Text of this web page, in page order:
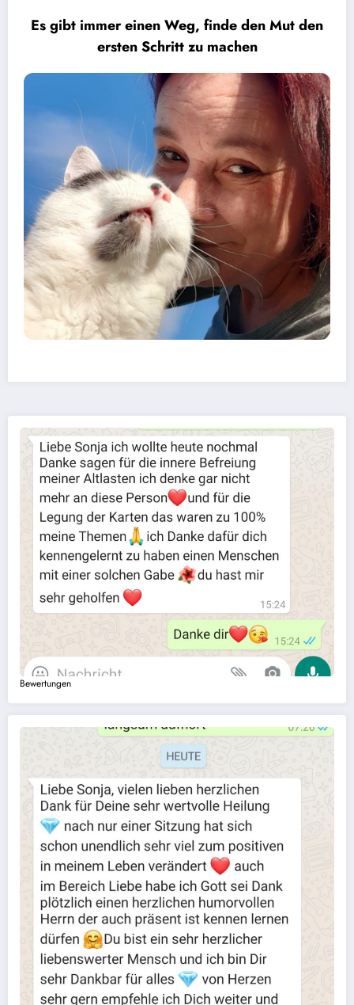
Es gibt immer einen Weg, finde den Mut den
ersten Schritt zu machen
Bewertungen